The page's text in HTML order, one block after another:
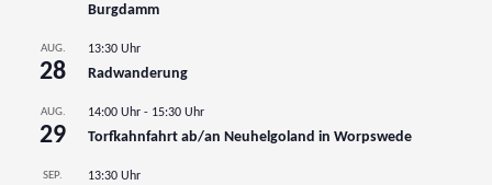
Burgdamm
AUG.
28
13:30 Uhr
Radwanderung
AUG.
29
14:00 Uhr - 15:30 Uhr
Torfkahnfahrt ab/an Neuhelgoland in Worpswede
SEP. 13:30 Uhr